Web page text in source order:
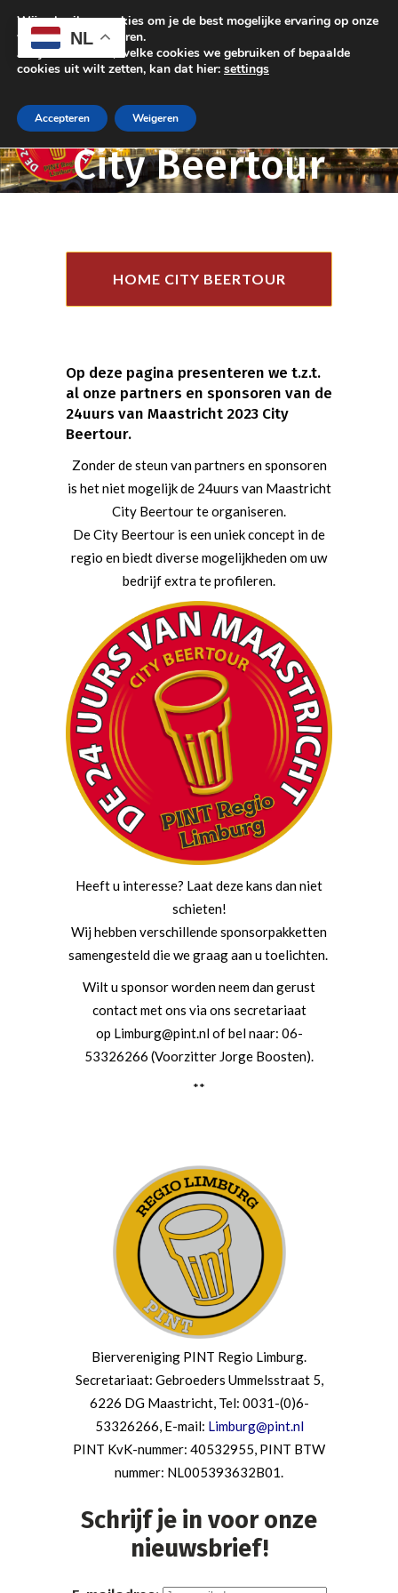
Sponsoren
City Beertour
HOME CITY BEERTOUR
Op deze pagina presenteren we t.z.t.
al onze partners en sponsoren van de
24uurs van Maastricht 2023 City
Beertour.
Zonder de steun van partners en sponsoren
is het niet mogelijk de 24uurs van Maastricht
City Beertour te organiseren.
De City Beertour is een uniek concept in de
regio en biedt diverse mogelijkheden om uw
bedrijf extra te profileren.
Heeft u interesse? Laat deze kans dan niet
schieten!
Wij hebben verschillende sponsorpakketten
samengesteld die we graag aan u toelichten.
Wilt u sponsor worden neem dan gerust
contact met ons via ons secretariaat
op Limburg@pint.nl of bel naar: 06-
53326266 (Voorzitter Jorge Boosten).
**
Biervereniging PINT Regio Limburg.
Secretariaat: Gebroeders Ummelsstraat 5,
6226 DG Maastricht, Tel: 0031-(0)6-
53326266, E-mail: Limburg@pint.nl
PINT KvK-nummer: 40532955, PINT BTW
nummer: NL005393632B01.
Schrijf je in voor onze
nieuwsbrief!
NL
Wij gebruiken cookies om je de best mogelijke ervaring op onze
website te garanderen.
Als je wilt weten, welke cookies we gebruiken of bepaalde
cookies uit wilt zetten, kan dat hier: settings
Accepteren Weigeren